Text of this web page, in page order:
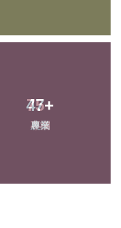
75+
專欄
47+
農業